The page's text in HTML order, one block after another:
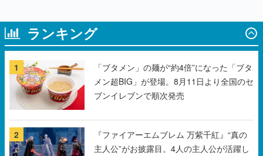
ランキング
1
「ブタメン」の麺が“約4倍”になった「ブタ
メン超BIG」が登場。8月11日より全国のセ
ブンイレブンで順次発売
2
『ファイアーエムブレム 万紫千紅』“真の
主人公”がお披露目。4人の主人公が活躍し